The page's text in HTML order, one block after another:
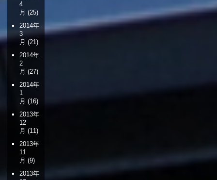
4
月 (25)
2014年
3
月 (21)
2014年
2
月 (27)
2014年
1
月 (16)
2013年
12
月 (11)
2013年
11
月 (9)
2013年